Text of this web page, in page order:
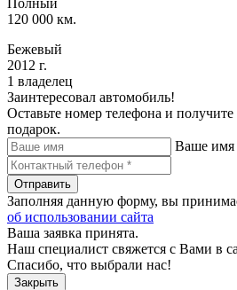
120 000 км.
Бежевый
2012 г.
1 владелец
Заинтересовал автомобиль!
Оставьте номер телефона и
подарок.
Ваше имя
Отправить
Заполняя данную форму, вы
об использовании сайта
Ваша заявка принята.
Наш специалист свяжется с Вами в
Спасибо, что выбрали нас!
Закрыть